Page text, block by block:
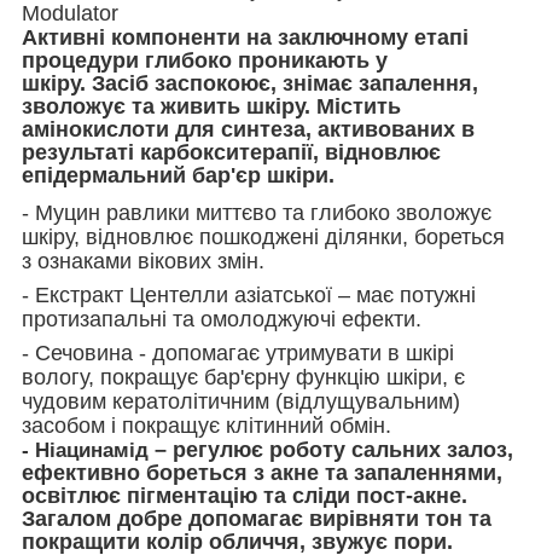
Modulator
Активні компоненти на заключному етапі
процедури глибоко проникають у
шкіру. Засіб заспокоює, знімає запалення,
зволожує та живить шкіру. Містить
амінокислоти для синтеза, активованих в
результаті карбокситерапії, відновлює
епідермальний бар'єр шкіри.
- Муцин равлики миттєво та глибоко зволожує
шкіру, відновлює пошкоджені ділянки, бореться
з ознаками вікових змін.
- Екстракт Центелли азіатської – має потужні
протизапальні та омолоджуючі ефекти.
- Сечовина - допомагає утримувати в шкірі
вологу, покращує бар'єрну функцію шкіри, є
чудовим кератолітичним (відлущувальним)
засобом і покращує клітинний обмін.
- Ніацинамід – регулює роботу сальних залоз,
ефективно бореться з акне та запаленнями,
освітлює пігментацію та сліди пост-акне.
Загалом добре допомагає вирівняти тон та
покращити колір обличчя, звужує пори.